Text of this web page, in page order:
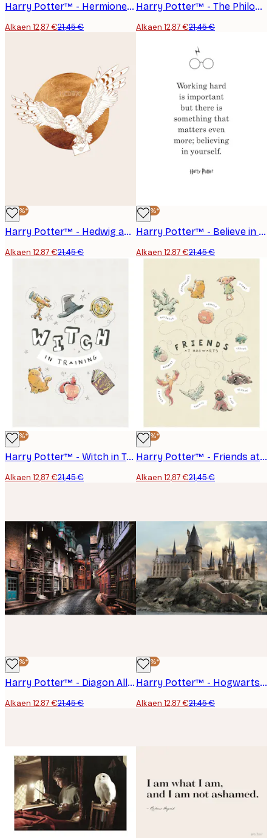
Harry Potter™ - Hermione Juliste
Alkaen 12,87 €21,45 €
Harry Potter™ - The Philosopher’s Stone No1 Juliste
Alkaen 12,87 €21,45 €
-40%*
Harry Potter™ - Hedwig and the Letter Juliste
Alkaen 12,87 €21,45 €
-40%*
Harry Potter™ - Believe in Yourself Juliste
Alkaen 12,87 €21,45 €
-40%*
Harry Potter™ - Witch in Training Juliste
Alkaen 12,87 €21,45 €
-40%*
Harry Potter™ - Friends at Hogwarts Juliste
Alkaen 12,87 €21,45 €
-40%*
Harry Potter™ - Diagon Alley Juliste
Alkaen 12,87 €21,45 €
-40%*
Harry Potter™ - Hogwarts Juliste
Alkaen 12,87 €21,45 €